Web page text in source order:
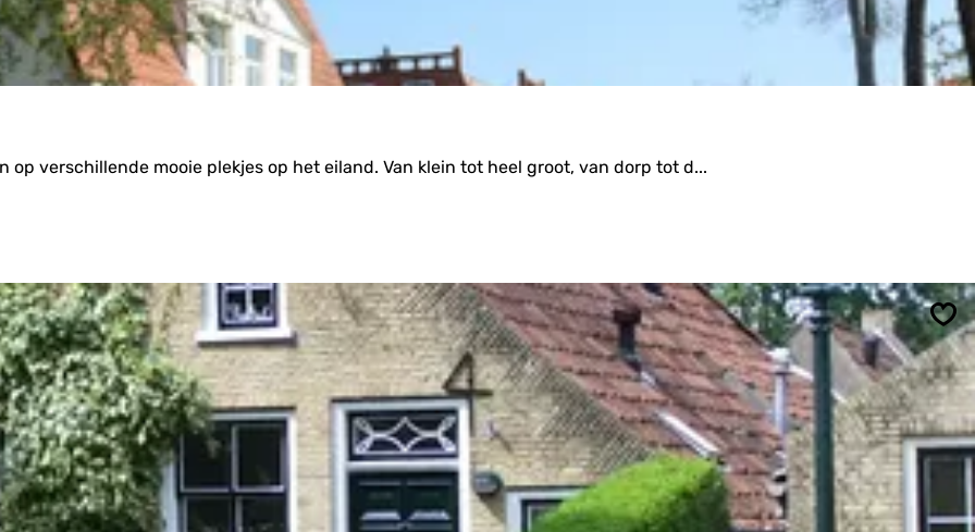
verschillende mooie plekjes op het eiland. Van klein tot heel groot, van dorp tot d...